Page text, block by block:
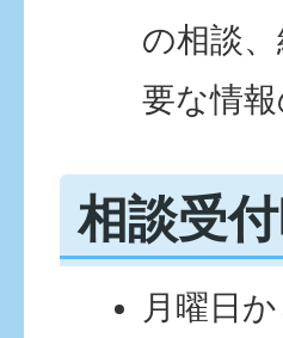
の相談
要な情
相談受
月曜日